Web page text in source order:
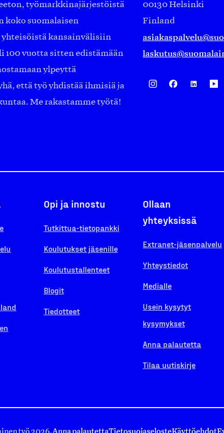
työmarkkinajärjestöistä
koko suomalaisen
kansainvälisiin
vuotta sitten edistämään
ylpeyttä
että työ yhdistää ihmisiä ja
Me rakastamme työtä!
00130 Helsinki
Finland
Opi ja innostu
Tutkittua-tietopankki
Koulutukset jäsenille
Koulutustallenteet
Blogit
Tiedotteet
Ollaan
yhteyksissä
Extranet-jäsenpalvelu
Yhteystiedot
Medialle
Usein kysytyt
kysymykset
Anna palautetta
Tilaa uutiskirje